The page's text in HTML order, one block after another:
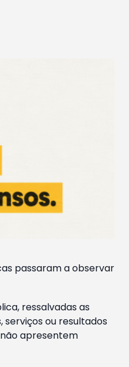
passaram a observar
ressalvadas as
ou resultados
apresentem